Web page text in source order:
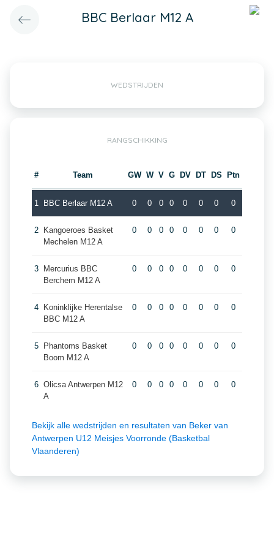
BBC Berlaar M12 A
WEDSTRIJDEN
RANGSCHIKKING
# Team GW W V G DV DT DS Ptn
1 BBC Berlaar M12 A 0 0 0 0 0 0 0 0
2
Kangoeroes Basket
Mechelen M12 A
0 0 0 0 0 0 0 0
3
Mercurius BBC
Berchem M12 A
0 0 0 0 0 0 0 0
4
Koninklijke Herentalse
BBC M12 A
0 0 0 0 0 0 0 0
5
Phantoms Basket
Boom M12 A
0 0 0 0 0 0 0 0
6 Olicsa Antwerpen M12
A
0 0 0 0 0 0 0 0
Bekijk alle wedstrijden en resultaten van Beker van
Antwerpen U12 Meisjes Voorronde (Basketbal
Vlaanderen)